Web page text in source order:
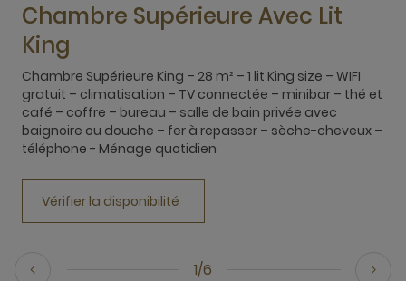
1/6
Chambre Supérieure Avec Lit
King
Chambre Supérieure King – 28 m² – 1 lit King size – WIFI
gratuit – climatisation – TV connectée – minibar – thé et
café – coffre – bureau – salle de bain privée avec
baignoire ou douche – fer à repasser – sèche-cheveux –
téléphone - Ménage quotidien
Vérifier la disponibilité